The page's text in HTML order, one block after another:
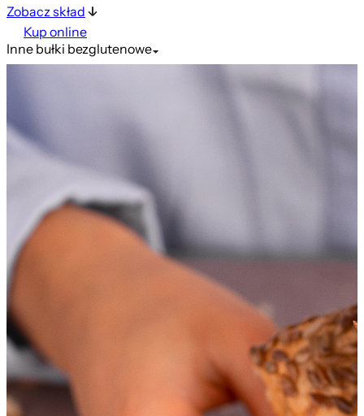
Zobacz skład
Kup online
Innebułki bezglutenowe